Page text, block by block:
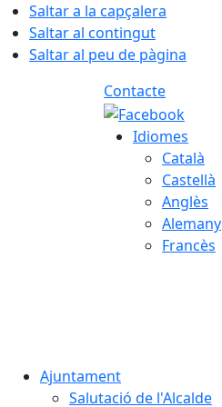
Saltar a la capçalera
Saltar al contingut
Saltar al peu de pàgina
Contacte
Idiomes
Català
Castellà
Anglès
Alemany
Francès
Ajuntament
Salutació de l'Alcalde